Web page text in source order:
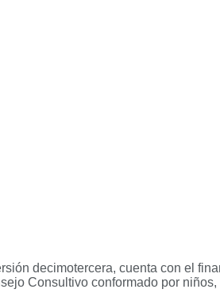
decimotercera, cuenta con el
Consultivo conformado por